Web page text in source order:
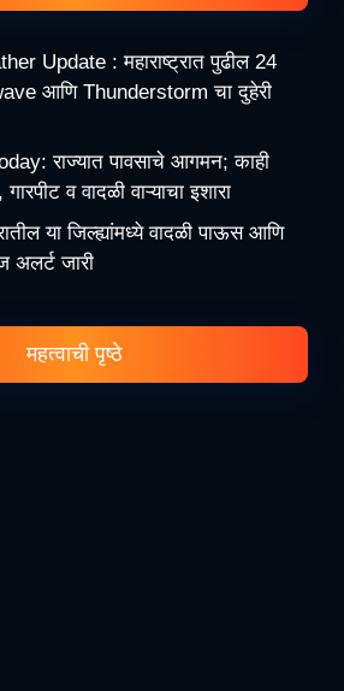
Update : महाराष्ट्रात पुढील 24
आणि Thunderstorm चा दुहेरी
राज्यात पावसाचे आगमन; काही
व वादळी वाऱ्याचा इशारा
या जिल्ह्यांमध्ये वादळी पाऊस आणि
अलर्ट जारी
महत्वाची पृष्ठे